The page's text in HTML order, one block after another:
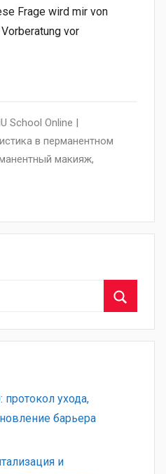
Frage wird mir von
vor
School Online |
в перманентном
макияж,
ухода,
барьера
и